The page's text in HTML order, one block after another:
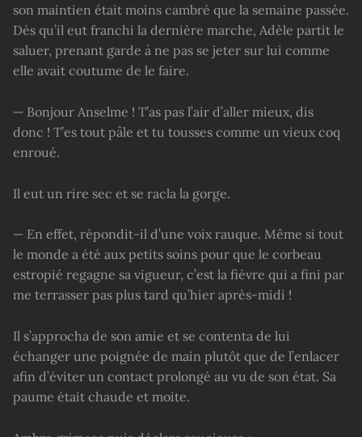
son maintien était moins cambré que la semaine passée.
Dès qu’il eut franchi la dernière marche, Adèle partit le
saluer, prenant garde à ne pas se jeter sur lui comme
elle avait coutume de le faire.
— Bonjour Anselme ! T’as pas l’air d’aller mieux, dis
donc ! T’es tout pâle et tu tousses comme un vieux coq
enroué.
Il eut un rire sec et se racla la gorge.
— En effet, répondit-il d’une voix rauque. Même si tout
le monde a été aux petits soins pour que le corbeau
estropié regagne sa vigueur, c’est la fièvre qui a fini par
me terrasser pas plus tard qu’hier après-midi !
Il s’approcha de son amie et se contenta de lui
échanger une poignée de main plutôt que de l’enlacer
afin d’éviter un contact prolongé au vu de son état. Sa
paume était chaude et moite.